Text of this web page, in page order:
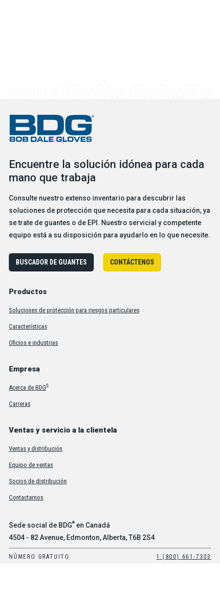
Encuentre la solución idónea para cada
mano que trabaja
Consulte nuestro extenso inventario para descubrir las
soluciones de protección que necesita para cada situación, ya
se trate de guantes o de EPI. Nuestro servicial y competente
equipo está a su disposición para ayudarlo en lo que necesite.
BUSCADOR DE GUANTES CONTÁCTENOS
Productos
Soluciones de protección para riesgos particulares
Características
Oficios e industrias
Empresa
Acerca de BDG®
Carreras
Ventas y servicio a la clientela
Ventas y distribución
Equipo de ventas
Socios de distribución
Contactarnos
Sede social de BDG®en Canadá
4504 - 82 Avenue, Edmonton, Alberta, T6B 2S4
NÚMERO GRATUITO
1 (800) 661-7303